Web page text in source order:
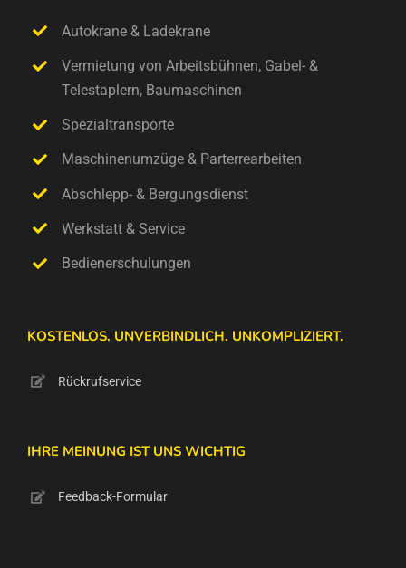
Autokrane & Ladekrane
Vermietung von Arbeitsbühnen, Gabel- &
Telestaplern, Baumaschinen
Spezialtransporte
Maschinenumzüge & Parterrearbeiten
Abschlepp- & Bergungsdienst
Werkstatt & Service
Bedienerschulungen
KOSTENLOS. UNVERBINDLICH. UNKOMPLIZIERT.
Rückrufservice
IHRE MEINUNG IST UNS WICHTIG
Feedback-Formular